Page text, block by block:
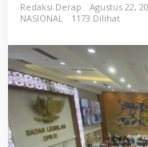
Redaksi Derap
Agustus 22,
NASIONAL
1173 Dilihat